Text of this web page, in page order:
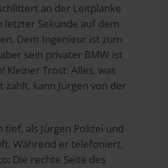
an der Leitplanke
Sekunde auf dem
Dem Ingenieur ist zum
sein privater BMW ist
Kleiner Trost: Alles, was
zahlt, kann Jürgen von der
tief, als Jürgen Polizei und
Während er telefoniert,
Die rechte Seite des